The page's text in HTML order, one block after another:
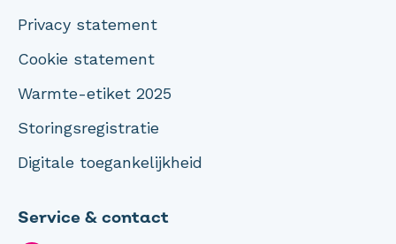
Privacy statement
Cookie statement
Warmte-etiket 2025
Storingsregistratie
Digitale toegankelijkheid
Service & contact